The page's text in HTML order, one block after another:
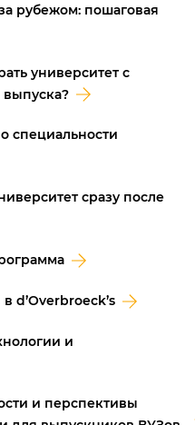
рубежом: пошаговая
университет с
специальности
сразу после
d’Overbroeck’s
и
и перспективы